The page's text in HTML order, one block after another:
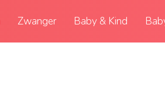
Zwanger Baby & Kind